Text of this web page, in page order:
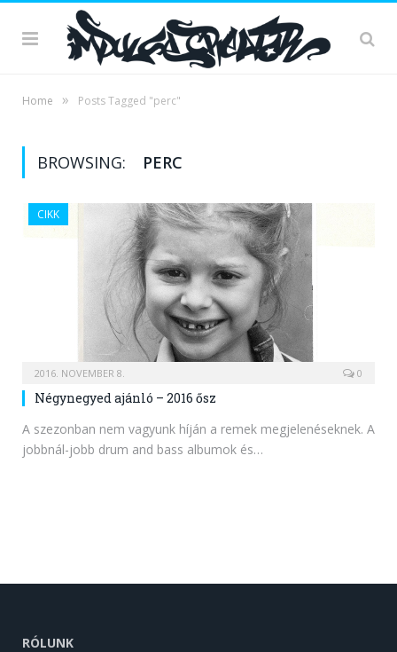
Home » Posts Tagged "perc"
BROWSING: PERC
CIKK
2016. NOVEMBER 8. 0
Négynegyed ajánló – 2016 ősz
A szezonban nem vagyunk híján a remek megjelenéseknek. A
jobbnál-jobb drum and bass albumok és…
RÓLUNK